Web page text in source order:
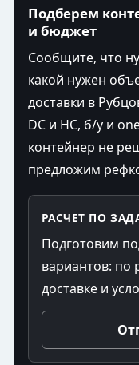
Подберем
и бюджет
Сообщите, что
какой нужен
доставки в
DC и HC, б/у и
контейнер не
предложим
РАСЧЕТ ПО
Подготовим
вариантов: по
доставке и